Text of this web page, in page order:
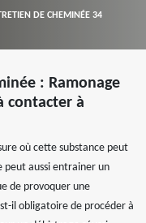
DE CHEMINÉE 34
: Ramonage
contacter à
où cette substance peut
peut aussi entrainer un
de provoquer une
il obligatoire de procéder à